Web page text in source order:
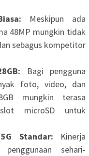
Meskipun ada
48MP mungkin tidak
sebagus kompetitor
Bagi pengguna
foto, video, dan
mungkin terasa
microSD untuk
Standar: Kinerja
sehari-